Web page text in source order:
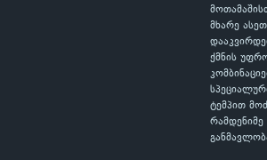
მხარე
ქმნის
ტემპით